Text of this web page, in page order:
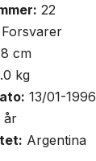
22
Forsvarer
cm
kg
13/01-1996
år
Argentina